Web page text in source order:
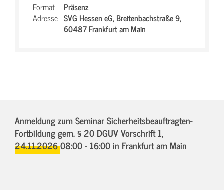
Format
Präsenz
Adresse SVG Hessen eG,Breitenbachstraße 9,
60487 Frankfurt am Main
Anmeldung zum Seminar Sicherheitsbeauftragten-
Fortbildung gem. § 20 DGUV Vorschrift 1,
24.11.2026 08:00 - 16:00in Frankfurt am Main